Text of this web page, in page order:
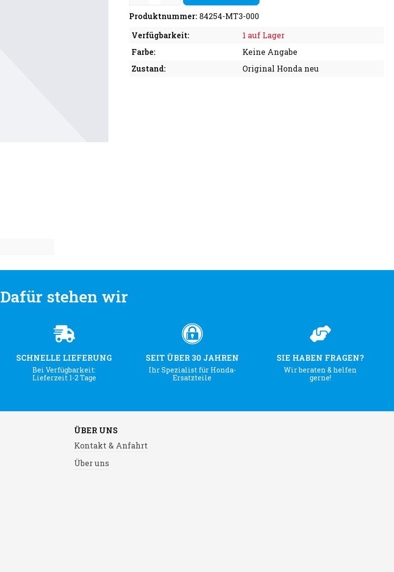
Produktnummer: 84254-MT3-000
Verfügbarkeit:
1 auf Lager
Farbe:
Keine Angabe
Zustand:
Original Honda neu
Dafür stehen wir
SCHNELLE LIEFERUNG
Bei Verfügbarkeit:
Lieferzeit 1-2 Tage
SEIT ÜBER 30 JAHREN
Ihr Spezialist für Honda-
Ersatzteile
SIE HABEN FRAGEN?
Wir beraten & helfen
gerne!
ÜBER UNS
Kontakt & Anfahrt
Über uns